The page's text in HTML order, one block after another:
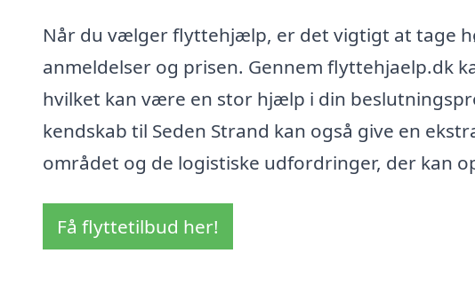
Når du vælger flyttehjælp, er det vigtigt at tage
anmeldelser og prisen. Gennem flyttehjaelp.dk
hvilket kan være en stor hjælp i din
kendskab til Seden Strand kan også give en
området og de logistiske udfordringer, der kan
Få flyttetilbud her!